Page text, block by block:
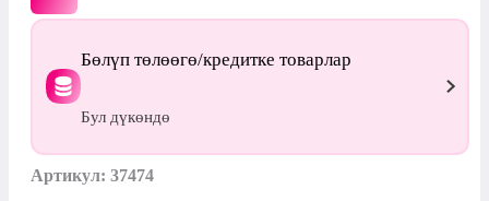
Бөлүп төлөөгө/кредитке товарлар
Бул дүкөндө
Артикул: 37474